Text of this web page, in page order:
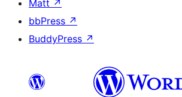
Matt ↗
bbPress ↗
BuddyPress ↗